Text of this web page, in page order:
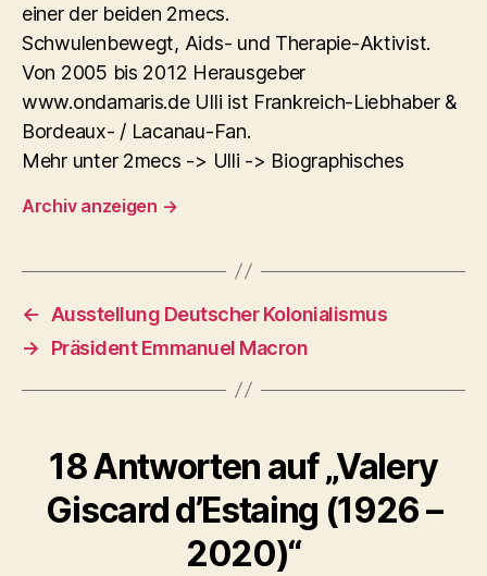
einer der beiden 2mecs.
Schwulenbewegt, Aids- und Therapie-Aktivist.
Von 2005 bis 2012 Herausgeber
www.ondamaris.de Ulli ist Frankreich-Liebhaber &
Bordeaux- / Lacanau-Fan.
Mehr unter 2mecs -> Ulli -> Biographisches
Archiv anzeigen →
←
Ausstellung Deutscher Kolonialismus
→
Präsident Emmanuel Macron
18 Antworten auf „Valery
Giscard d’Estaing (1926 –
2020)“